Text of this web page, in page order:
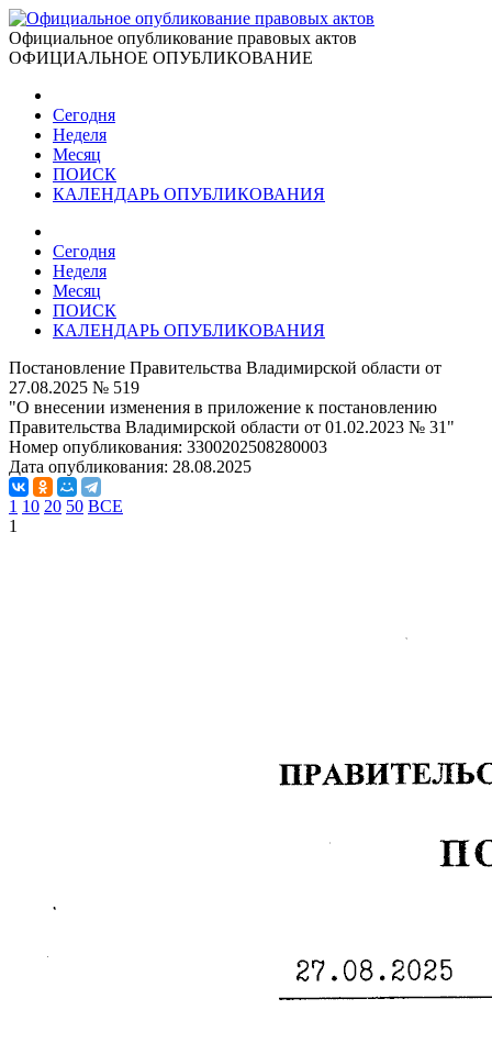
Официальное опубликование правовых актов
ОФИЦИАЛЬНОЕ ОПУБЛИКОВАНИЕ
Сегодня
Неделя
Месяц
ПОИСК
КАЛЕНДАРЬ ОПУБЛИКОВАНИЯ
Сегодня
Неделя
Месяц
ПОИСК
КАЛЕНДАРЬ ОПУБЛИКОВАНИЯ
Постановление Правительства Владимирской области от
27.08.2025 № 519
"О внесении изменения в приложение к постановлению
Правительства Владимирской области от 01.02.2023 № 31"
Номер опубликования: 3300202508280003
Дата опубликования: 28.08.2025
1 10 20 50 ВСЕ
1